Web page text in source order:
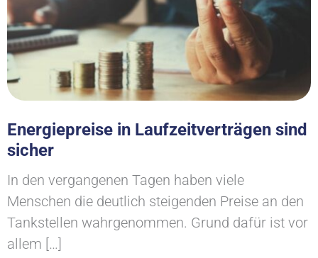
Energiepreise in Laufzeitverträgen sind
sicher
In den vergangenen Tagen haben viele
Menschen die deutlich steigenden Preise an den
Tankstellen wahrgenommen. Grund dafür ist vor
allem […]